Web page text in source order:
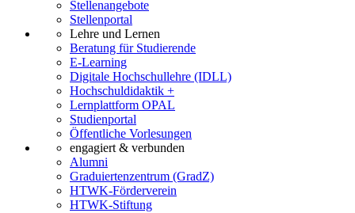
Stellenangebote
Stellenportal
Lehre und Lernen
Beratung für Studierende
E-Learning
Digitale Hochschullehre (IDLL)
Hochschuldidaktik +
Lernplattform OPAL
Studienportal
Öffentliche Vorlesungen
engagiert & verbunden
Alumni
Graduiertenzentrum (GradZ)
HTWK-Förderverein
HTWK-Stiftung